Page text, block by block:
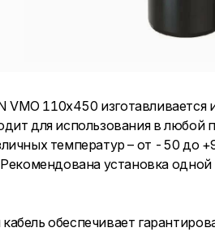
VMO 110x450 изготавливается
для использования в любой
температур – от -50 до
установка
обеспечивает